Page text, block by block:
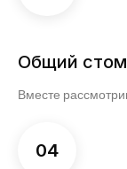
Общий
Вместе
04